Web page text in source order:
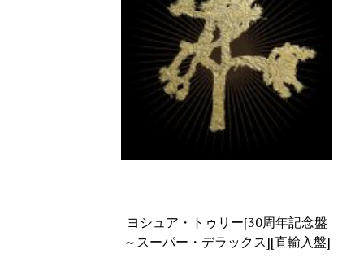
ヨシュア・トゥリー[30周年記念盤
～スーパー・デラックス][直輸入盤]